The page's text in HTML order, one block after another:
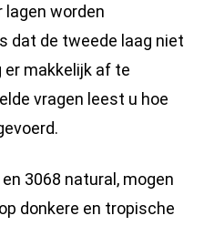
lagen worden
dat de tweede laag niet
er makkelijk af te
vragen leest u hoe
3068 natural, mogen
donkere en tropische